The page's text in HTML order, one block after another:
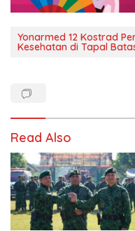
Yonarmed 12 Kostrad
Kesehatan di Tapal
Read Also